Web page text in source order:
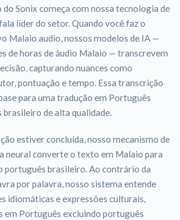
Sonix começa com nossa tecnologia de
líder do setor. Quando você faz o
Malaio audio, nossos modelos de IA —
de horas de áudio Malaio — transcrevem
capturando nuances como
pontuação e tempo. Essa transcrição
para uma tradução em Português
de alta qualidade.
estiver concluída, nosso mecanismo de
neural converte o texto em Malaio para
português brasileiro. Ao contrário da
por palavra, nosso sistema entende
idiomáticas e expressões culturais,
em Português excluindo português